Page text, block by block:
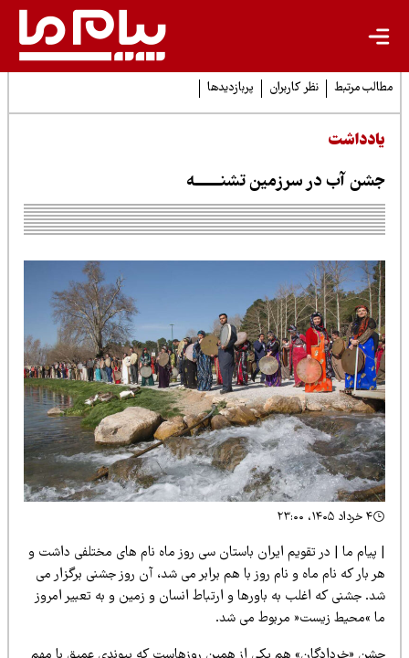
مرتبط نظر کاربران پربازدیدها
آب در سرزمین تشنـــــــه
ما | در تقویم ایران باستان سی روز ماه نام های مختلفی داشت و
بار که نام ماه و نام روز با هم برابر می شد، آن روز جشنی برگزار می
جشنی که اغلب به باورها و ارتباط انسان و زمین و به تعبیر امروز
»محیط زیست« مربوط می شد.